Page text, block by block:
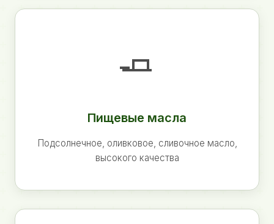
🧈
Пищевые масла
Подсолнечное, оливковое, сливочное масло,
высокого качества